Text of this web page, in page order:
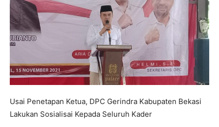
Usai Penetapan Ketua, DPC Gerindra Kabupaten Bekasi
Lakukan Sosialisai Kepada Seluruh Kader